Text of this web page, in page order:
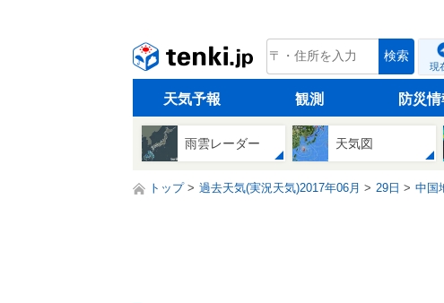
tenki.jp 検索
現
天気予報 観測 防災情
雨雲レーダー 天気図
トップ 過去天気(実況天気)2017年06月 29日 中国